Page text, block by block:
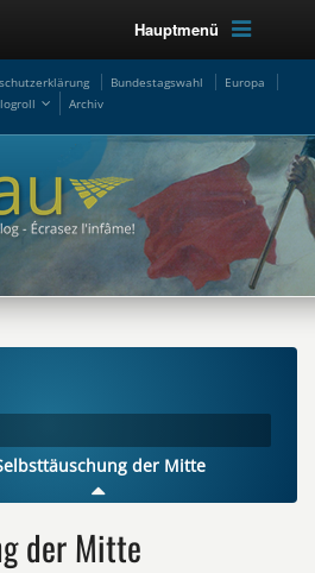
Hauptmenü
Bundestagswahl
Europa
Archiv
der Mitte
der Mitte